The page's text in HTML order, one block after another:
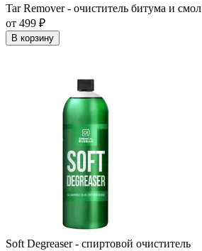
Tar Remover - очиститель битума и смол
от 499 ₽
В корзину
Soft Degreaser - спиртовой очиститель